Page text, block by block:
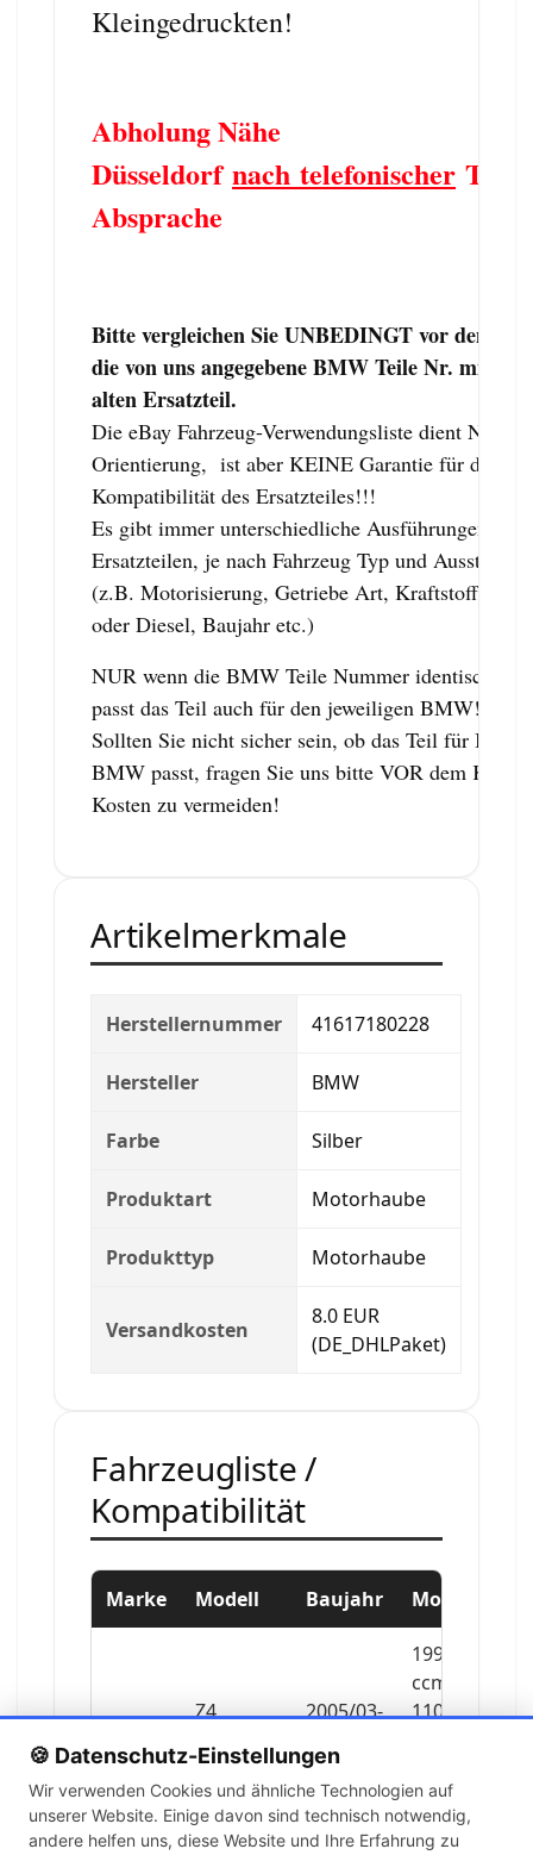
🍪 Datenschutz-Einstellungen
Wir verwenden Cookies und ähnliche Technologien auf
unserer Website. Einige davon sind technisch notwendig,
andere helfen uns, diese Website und Ihre Erfahrung zu
Kleingedruckten!
Abholung Nähe
Düsseldorfnach telefonischer
Absprache
Bitte vergleichen Sie UNBEDINGT vor dem
die von uns angegebene BMW Teile Nr. mit
alten Ersatzteil.
Die eBay Fahrzeug-Verwendungsliste dient NUR
Orientierung, ist aber KEINE Garantie für die
Kompatibilität des Ersatzteiles!!!
Es gibt immer unterschiedliche Ausführungen von
Ersatzteilen, je nach Fahrzeug Typ und
(z.B. Motorisierung, Getriebe Art, Kraftstoff:
oder Diesel, Baujahr etc.)
NUR wenn die BMW Teile Nummer identisch ist,
passt das Teil auch für den jeweiligen BMW!
Sollten Sie nicht sicher sein, ob das Teil für Ihren
BMW passt, fragen Sie uns bitte VOR dem Kauf,
Kosten zu vermeiden!
Artikelmerkmale
Herstellernummer 41617180228
Hersteller BMW
Farbe Silber
Produktart Motorhaube
Produkttyp Motorhaube
Versandkosten
8.0 EUR
(DE_DHLPaket)
Fahrzeugliste /
Kompatibilität
Marke Modell Baujahr Motor
BMW
Z4
2005/03-
1995
ccm,
110
PS